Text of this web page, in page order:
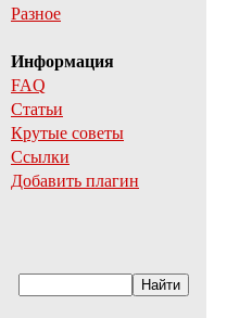
Разное
Информация
FAQ
Статьи
Крутые советы
Ссылки
Добавить плагин